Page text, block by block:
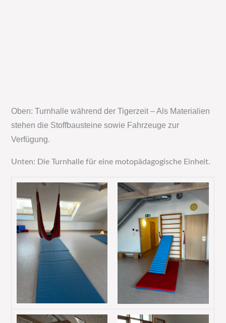
Oben: Turnhalle während der Tigerzeit – Als Materialien
stehen die Stoffbausteine sowie Fahrzeuge zur
Verfügung.
Unten: Die Turnhalle für eine motopädagogische Einheit.